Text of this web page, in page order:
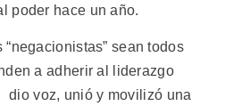
poder hace un año.
sean todos
a adherir al liderazgo
voz, unió y movilizó una